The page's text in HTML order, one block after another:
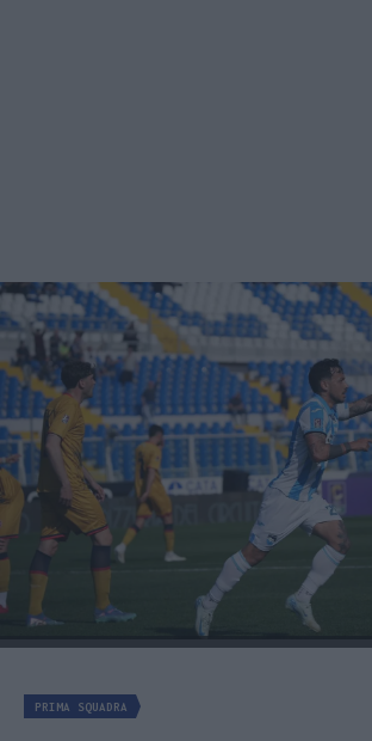
PRIMA SQUADRA